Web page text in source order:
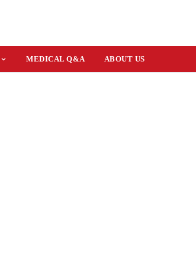
MEDICAL Q&A ABOUT US